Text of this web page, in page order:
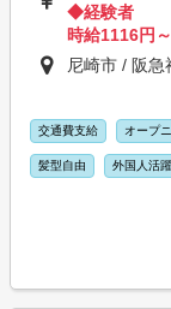
◆経験者
時給1116円～
尼崎市 / 阪急
交通費支給 オープ
髪型自由 外国人活